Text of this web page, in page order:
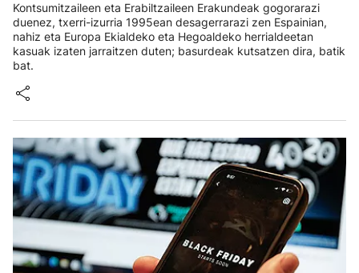
Kontsumitzaileen eta Erabiltzaileen Erakundeak gogorarazi
duenez, txerri-izurria 1995ean desagerrarazi zen Espainian,
nahiz eta Europa Ekialdeko eta Hegoaldeko herrialdeetan
kasuak izaten jarraitzen duten; basurdeak kutsatzen dira, batik
bat.